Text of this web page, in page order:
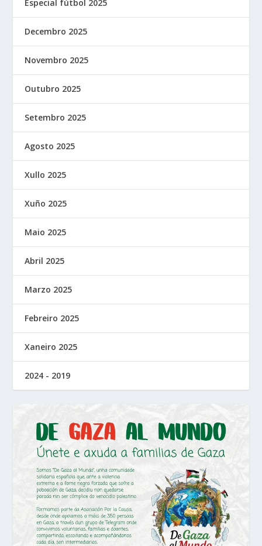
Especial fútbol 2025
Decembro 2025
Novembro 2025
Outubro 2025
Setembro 2025
Agosto 2025
Xullo 2025
Xuño 2025
Maio 2025
Abril 2025
Marzo 2025
Febreiro 2025
Xaneiro 2025
2024 - 2019